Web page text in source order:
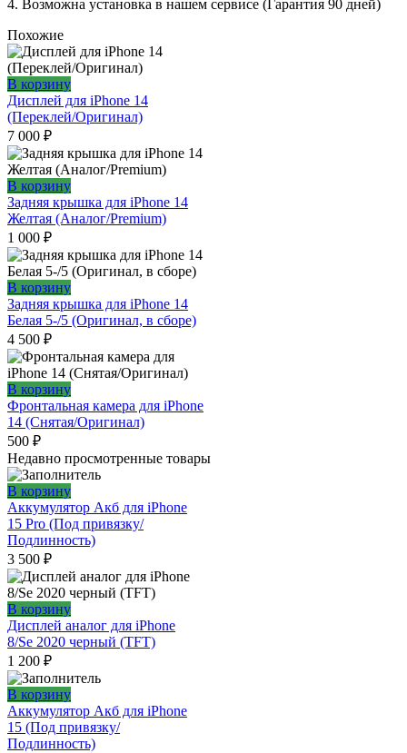
4. Возможна установка в нашем сервисе (Гарантия 90 дней)
Похожие
В корзину
Дисплей для iPhone 14
(Переклей/Оригинал)
7 000 ₽
В корзину
Задняя крышка для iPhone 14
Желтая (Аналог/Premium)
1 000 ₽
В корзину
Задняя крышка для iPhone 14
Белая 5-/5 (Оригинал, в сборе)
4 500 ₽
В корзину
Фронтальная камера для iPhone
14 (Снятая/Оригинал)
500 ₽
Недавно просмотренные товары
В корзину
Аккумулятор Акб для iPhone
15 Pro (Под привязку/
Подлинность)
3 500 ₽
В корзину
Дисплей аналог для iPhone
8/Se 2020 черный (TFT)
1 200 ₽
В корзину
Аккумулятор Акб для iPhone
15 (Под привязку/
Подлинность)